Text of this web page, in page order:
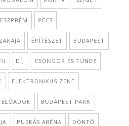
PÉCS
ÉPÍTÉSZET BUDAPEST
DÍJ CSONGOR ÉS TÜNDE
ELEKTRONIKUS ZENE
BUDAPEST PARK
PUSKÁS ARÉNA DÖNTŐ